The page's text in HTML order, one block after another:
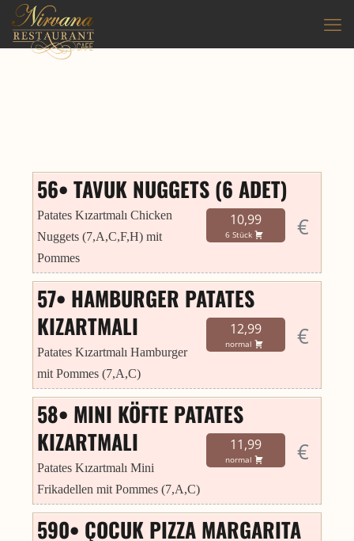
56• TAVUK NUGGETS (6 ADET)
10,99
6 Stück €
Patates Kızartmalı Chicken
Nuggets (7,A,C,F,H) mit
Pommes
57• HAMBURGER PATATES
KIZARTMALI
12,99
normal €
Patates Kızartmalı Hamburger
mit Pommes (7,A,C)
58• MINI KÖFTE PATATES
KIZARTMALI
11,99
normal €
Patates Kızartmalı Mini
Frikadellen mit Pommes (7,A,C)
590• ÇOCUK PIZZA MARGARITA